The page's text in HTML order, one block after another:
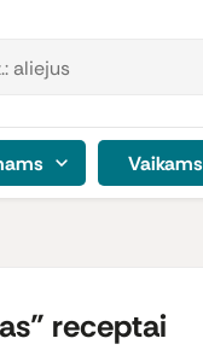
Vaikams
receptai